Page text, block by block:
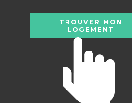
TROUVER MON
LOGEMENT